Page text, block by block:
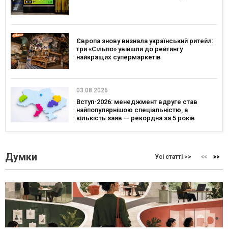
Європа знову визнала український ритейл:
три «Сільпо» увійшли до рейтингу
найкращих супермаркетів
03.08.2026
Вступ-2026: менеджмент вдруге став
найпопулярнішою спеціальністю, а
кількість заяв — рекордна за 5 років
Думки Усі статті >>